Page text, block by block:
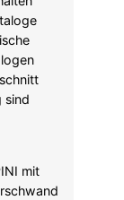
sind
mit